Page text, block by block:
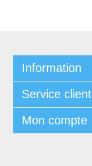
Information
Service client
Mon compte